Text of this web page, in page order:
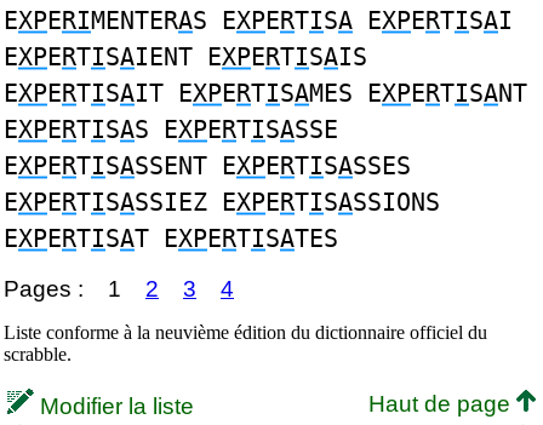
EXPERIMENTERAS EXPERTISA EXPERTISAI
EXPERTISAIENT EXPERTISAIS
EXPERTISAIT EXPERTISAMES EXPERTISANT
EXPERTISAS EXPERTISASSE
EXPERTISASSENT EXPERTISASSES
EXPERTISASSIEZ EXPERTISASSIONS
EXPERTISAT EXPERTISATES
Pages : 1 2 3 4
Liste conforme à la neuvième édition du dictionnaire officiel du
scrabble.
Modifier la liste
Haut de page